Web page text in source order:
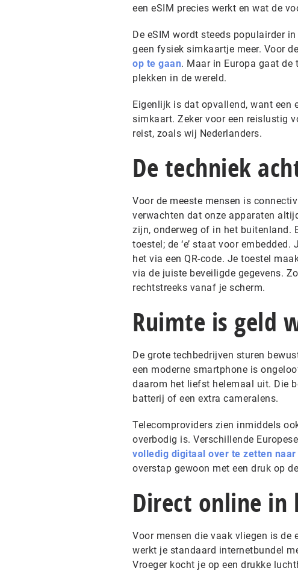
een eSIM precies werkt en wat de
De eSIM wordt steeds populairder
geen fysiek simkaartje meer. Voor
op te gaan. Maar in Europa gaat
plekken in de wereld.
Eigenlijk is dat opvallend, want een
simkaart. Zeker voor een reislustig
reist, zoals wij Nederlanders.
De techniek
Voor de meeste mensen is
verwachten dat onze apparaten
zijn, onderweg of in het buitenland.
toestel; de ‘e’ staat voor
het via een QR-code. Je toestel
via de juiste beveiligde gegevens.
rechtstreeks vanaf je scherm.
Ruimte is geld
De grote techbedrijven sturen
een moderne smartphone is
daarom het liefst helemaal uit. Die
batterij of een extra cameralens.
Telecomproviders zien inmiddels
overbodig is. Verschillende
volledig digitaal over te zetten
overstap gewoon met een druk op
Direct online
Voor mensen die vaak vliegen is de
werkt je standaard internetbundel
Vroeger kocht je op een drukke